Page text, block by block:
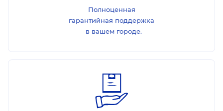
Полноценная
гарантийная поддержка
в вашем городе.